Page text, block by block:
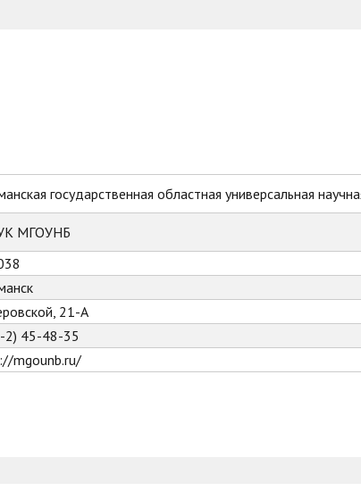
государственная областная универсальная
МГОУНБ
21-А
2) 45-48-35
mgounb.ru/